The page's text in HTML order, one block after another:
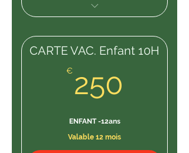
52HEURES
CARTE VAC. Enfant 10H
€ 250
ENFANT -12ans
Valable 12 mois